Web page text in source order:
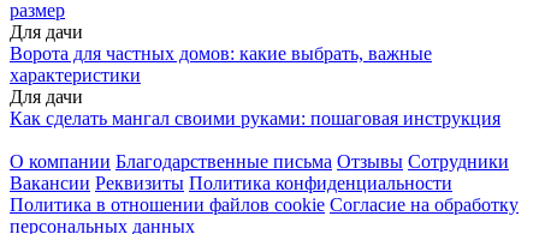
размер
Для дачи
Ворота для частных домов: какие выбрать, важные
характеристики
Для дачи
Как сделать мангал своими руками: пошаговая инструкция
О компании Благодарственные письма Отзывы Сотрудники
Вакансии Реквизиты Политика конфиденциальности
Политика в отношении файлов cookie Согласие на обработку
персональных данных